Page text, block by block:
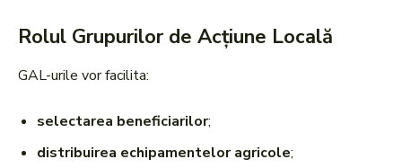
Rolul Grupurilor de Acțiune Locală
GAL-urile vor facilita:
selectarea beneficiarilor;
distribuirea echipamentelor agricole;